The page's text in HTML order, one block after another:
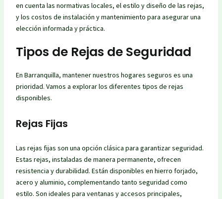
en cuenta las normativas locales, el estilo y diseño de las rejas,
y los costos de instalación y mantenimiento para asegurar una
elección informada y práctica.
Tipos de Rejas de Seguridad
En Barranquilla, mantener nuestros hogares seguros es una
prioridad. Vamos a explorar los diferentes tipos de rejas
disponibles.
Rejas Fijas
Las rejas fijas son una opción clásica para garantizar seguridad.
Estas rejas, instaladas de manera permanente, ofrecen
resistencia y durabilidad. Están disponibles en hierro forjado,
acero y aluminio, complementando tanto seguridad como
estilo. Son ideales para ventanas y accesos principales,